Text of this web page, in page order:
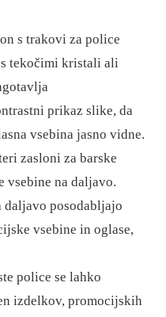
s trakovi za police
tekočimi kristali ali
prikaz slike, da
vsebina jasno vidne.
zasloni za barske
vsebine na daljavo.
daljavo posodabljajo
vsebine in oglase,
police se lahko
izdelkov, promocijskih